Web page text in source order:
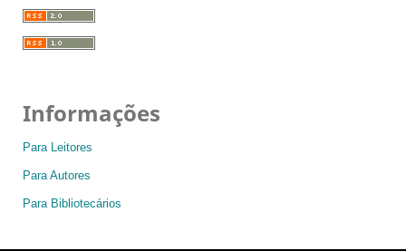
Informações
Para Leitores
Para Autores
Para Bibliotecários